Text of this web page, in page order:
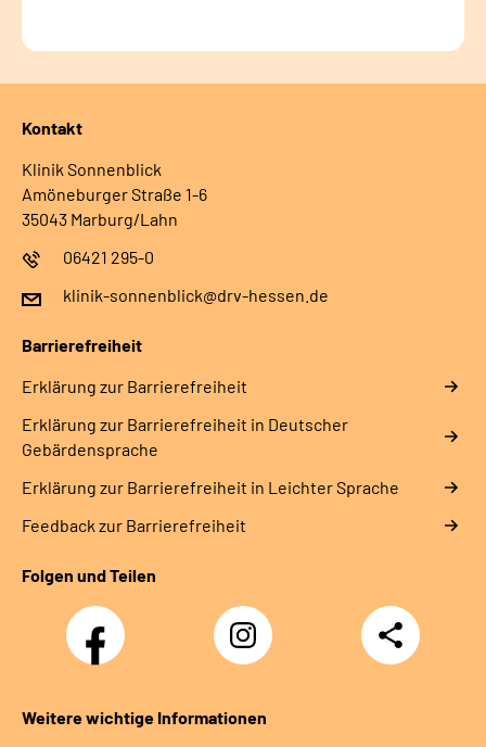
Kontakt
Klinik Sonnenblick
Amöneburger Straße 1-6
35043 Marburg/Lahn
06421 295-0
klinik-sonnenblick@drv-hessen.de
Barrierefreiheit
Erklärung zur Barrierefreiheit
Erklärung zur Barrierefreiheit in Deutscher
Gebärdensprache
Erklärung zur Barrierefreiheit in Leichter Sprache
Feedback zur Barrierefreiheit
Folgen und Teilen
Facebook
Klinik
Sonnenblick
Instagram
Klinik
Sonnenblick
Teilen
Weitere wichtige Informationen